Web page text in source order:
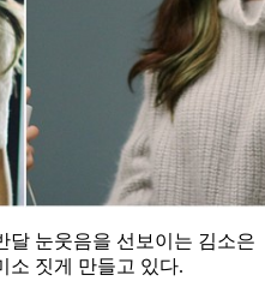
달 눈웃음을 선보이는 김소은
소 짓게 만들고 있다.